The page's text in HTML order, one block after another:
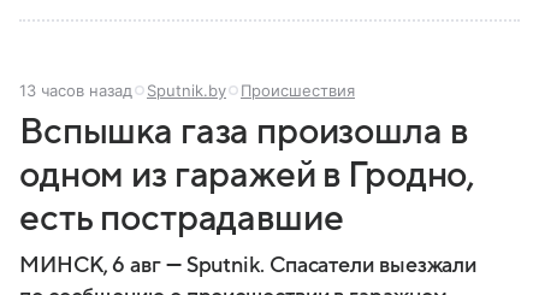
13 часов назад Sputnik.by Происшествия
Вспышка газа произошла в
одном из гаражей в Гродно,
есть пострадавшие
МИНСК, 6 авг — Sputnik. Спасатели выезжали